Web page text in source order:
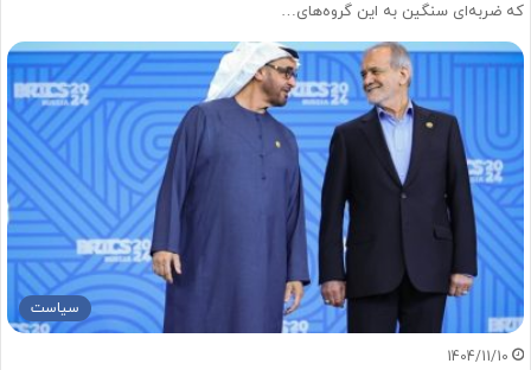
که ضربه‌ای سنگین به این گروه‌های…
سیاست
1404/11/10